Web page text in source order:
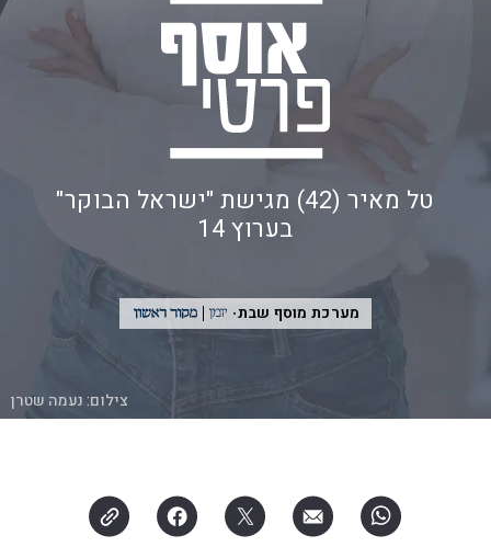
צילום:נעמה שטרן
טל מאיר (42) מגישת "ישראל הבוקר"
בערוץ 14
מערכת מוסף שבת